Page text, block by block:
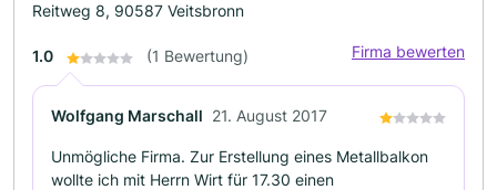
Reitweg 8, 90587 Veitsbronn
1.0 (1 Bewertung) Firma bewerten
Wolfgang Marschall 21. August 2017
Unmögliche Firma. Zur Erstellung eines Metallbalkon
wollte ich mit Herrn Wirt für 17.30 einen